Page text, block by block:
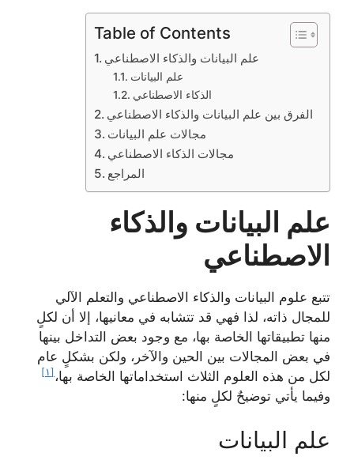
Table of Contents
علم البيانات والذكاء الاصطناعي
علم البيانات
الذكاء الاصطناعي
الفرق بين علم البيانات والذكاء الاصطناعي
مجالات علم البيانات
مجالات الذكاء الاصطناعي
المراجع
علم البيانات والذكاء
الاصطناعي
تتبع علوم البيانات والذكاء الاصطناعي والتعلم الآلي
للمجال ذاته، لذا فهي قد تتشابه في معانيها، إلا أن لكلٍ
منها تطبيقاتها الخاصة بها، مع وجود بعض التداخل بينها
في بعض المجالات بين الحين والآخر، ولكن بشكلٍ عام
لكل من هذه العلوم الثلاث استخداماتها الخاصة بها، [١]
وفيما يأتي توضيحٌ لكلٍ منها:
علم البيانات